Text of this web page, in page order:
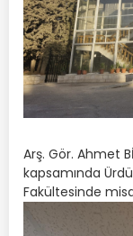
Arş. Gör. Ahmet
kapsamında
Fakültesinde